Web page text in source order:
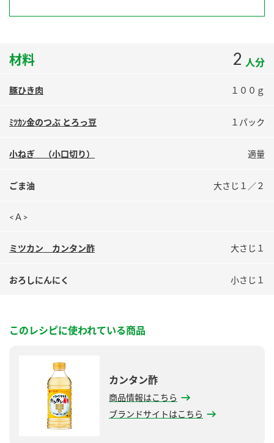
スペシャルサイト
すしラボ
鍋奉行マニュアル
人気商品 ＋ おすすめレシピ
よくあるご質問
ミツカン公式通販
業務用サイト 製造所固有記号一覧
材料 2 人分
豚ひき肉 １００ｇ
ﾐﾂｶﾝ金のつぶ とろっ豆 １パック
小ねぎ （小口切り） 適量
ごま油 大さじ１／２
<Ａ>
ミツカン カンタン酢 大さじ１
おろしにんにく 小さじ１
このレシピに使われている商品
カンタン酢
商品情報はこちら
ブランドサイトはこちら